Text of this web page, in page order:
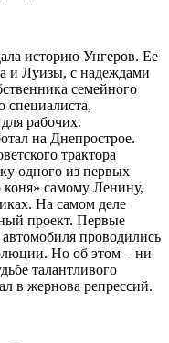
историю Унгеров. Ее
и Луизы, с надеждами
семейного
специалиста,
рабочих.
на Днепрострое.
трактора
одного из первых
коня» самому Ленину,
На самом деле
проект. Первые
проводились
Но об этом – ни
талантливого
в жернова репрессий.